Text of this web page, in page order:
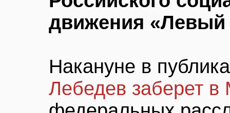
движения «Левый
Накануне в
Лебедев заберет в